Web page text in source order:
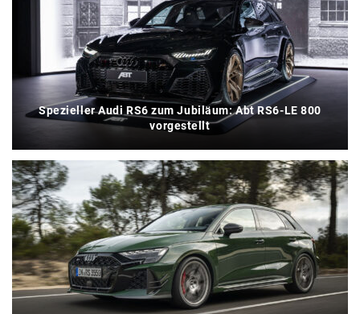
Spezieller Audi RS6 zum Jubiläum: Abt RS6-LE 800
vorgestellt